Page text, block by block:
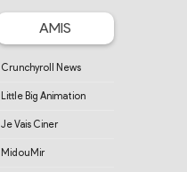
AMIS
Crunchyroll News
Little Big Animation
Je Vais Ciner
MidouMir